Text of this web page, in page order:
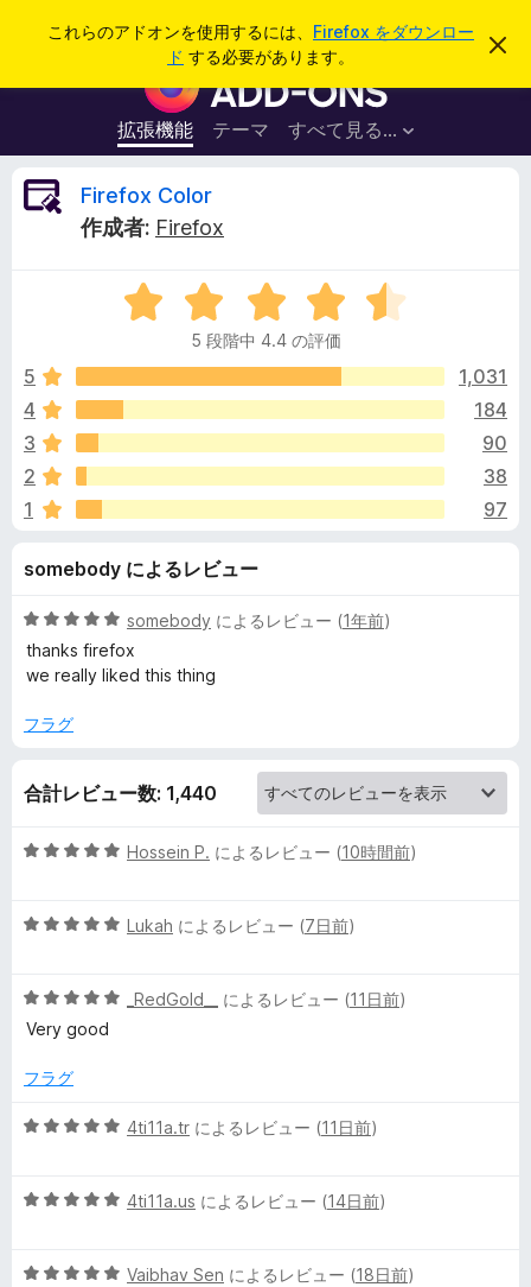
これらのアドオンを使用するには、 Firefox をダウンロー
ド する必要があります。
こ
を
F
i
r
e
ラ
ウ
ザ
ー
ド
オ
ン
拡張機能 テーマ すべて見る...
ログイン
F
e
f
o
C
o
o
r
レ
ビ
ー
Firefox Color
作成者: Firefox
5
段
中
.
の
価
5 段階中 4.4 の評価
5
1,031
4
184
3
90
2
38
1
97
somebody によるレビュー
5
段
階
5
価
somebody によるレビュー (1年前)
thanks firefox
we really liked this thing
フラグ
合計レビュー数: 1,440
5
中
評
価
Hossein P. によるレビュー (10時間前)
5
中
5
評
Lukah によるレビュー (7日前)
5
段
中
の
_RedGold__ によるレビュー (11日前)
Very good
フラグ
5
中
評
4ti11a.tr によるレビュー (11日前)
5
中
4ti11a.us によるレビュー (14日前)
5
Vaibhav Sen によるレビュー (18日前)